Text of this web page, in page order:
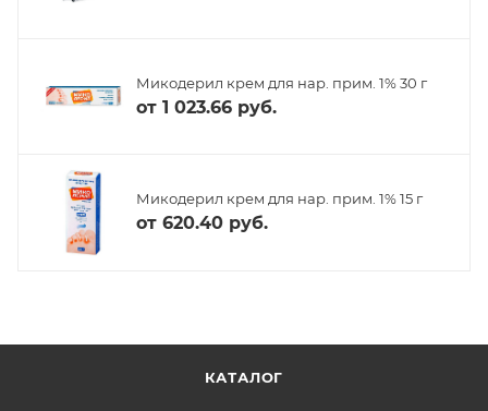
Микодерил крем для нар. прим. 1% 30 г
от 1 023.66 руб.
Микодерил крем для нар. прим. 1% 15 г
от 620.40 руб.
КАТАЛОГ